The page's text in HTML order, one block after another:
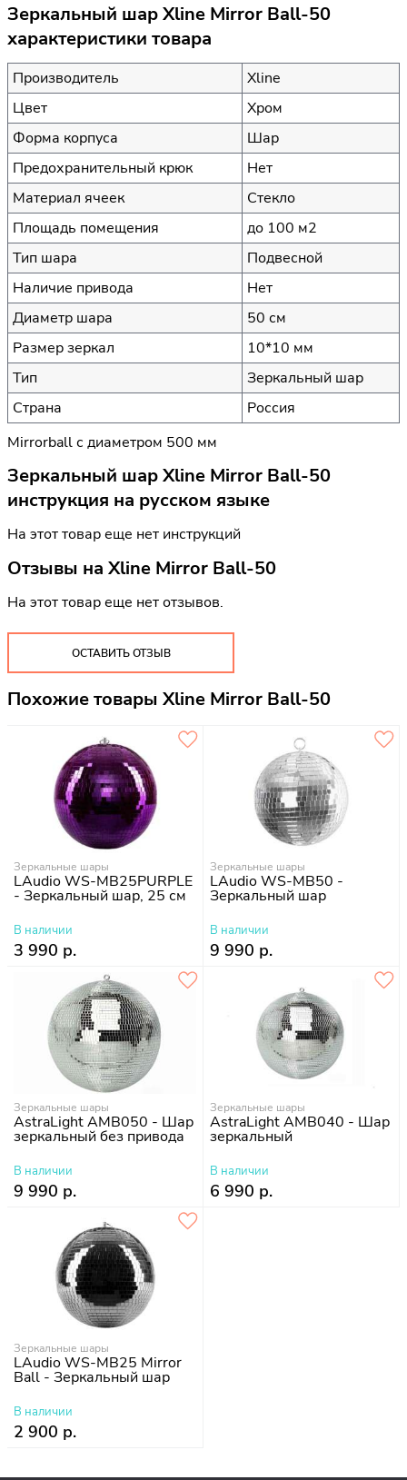
Зеркальный шар Xline Mirror Ball-50
характеристики товара
Производитель
Xline
Цвет
Хром
Форма корпуса
Шар
Предохранительный крюк
Нет
Материал ячеек
Стекло
Площадь помещения
до 100 м2
Тип шара
Подвесной
Наличие привода
Нет
Диаметр шара
50 см
Размер зеркал
10*10 мм
Тип
Зеркальный шар
Страна
Россия
Mirrorball с диаметром 500 мм
Зеркальный шар Xline Mirror Ball-50
инструкция на русском языке
На этот товар еще нет инструкций
Отзывы на Xline Mirror Ball-50
На этот товар еще нет отзывов.
ОСТАВИТЬ ОТЗЫВ
Похожие товары Xline Mirror Ball-50
Зеркальные шары
LAudio WS-MB25PURPLE
- Зеркальный шар, 25 см
В наличии
3 990 р.
Зеркальные шары
LAudio WS-MB50 -
Зеркальный шар
В наличии
9 990 р.
Зеркальные шары
AstraLight AMB050 - Шар
зеркальный без привода
В наличии
9 990 р.
Зеркальные шары
AstraLight AMB040 - Шар
зеркальный
В наличии
6 990 р.
Зеркальные шары
LAudio WS-MB25 Mirror
Ball - Зеркальный шар
В наличии
2 900 р.